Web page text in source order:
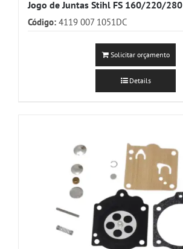
Jogo de Juntas Stihl FS 160/220/280
Código: 4119 007 1051DC
Solicitar orçamento
Details